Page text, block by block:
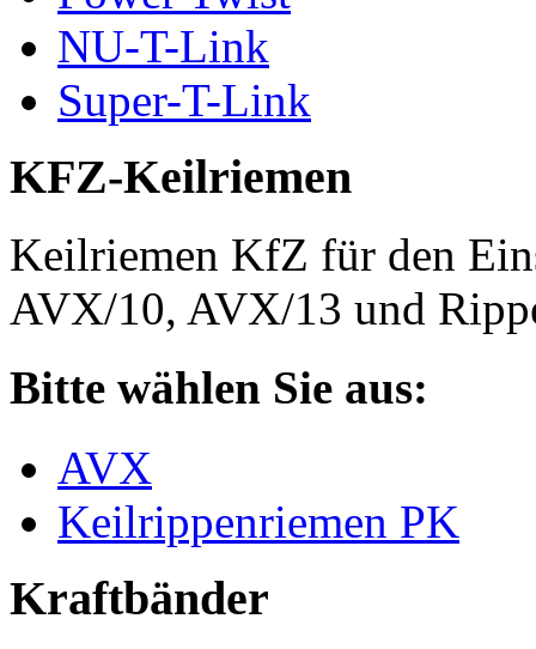
NU-T-Link
Super-T-Link
KFZ-Keilriemen
Keilriemen KfZ für den
AVX/10, AVX/13 und
Bitte wählen Sie aus:
AVX
Keilrippenriemen PK
Kraftbänder